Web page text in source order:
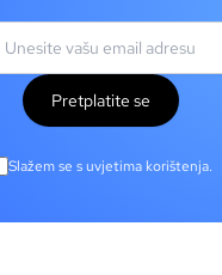
Pretplatite se
Slažem se s uvjetima korištenja.